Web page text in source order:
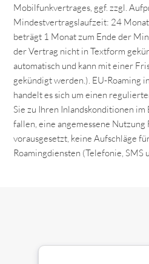
Mobilfunkvertrages, ggf. zzgl.
Mindestvertragslaufzeit: 24
beträgt 1 Monat zum Ende der
der Vertrag nicht in Textform
automatisch und kann mit einer
gekündigt werden.). EU-Roaming
handelt es sich um einen
Sie zu Ihren Inlandskonditionen im
fallen, eine angemessene
vorausgesetzt, keine Aufschläge
Roamingdiensten (Telefonie, SMS